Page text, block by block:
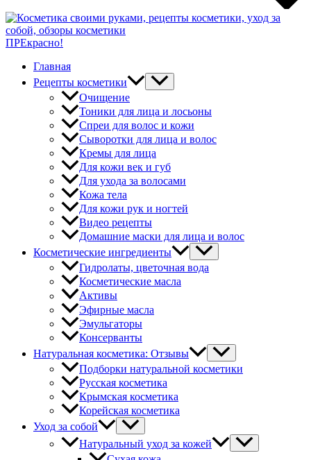
ПРЕкрасно!
Главная
Рецепты косметики
Очищение
Тоники для лица и лосьоны
Спреи для волос и кожи
Сыворотки для лица и волос
Кремы для лица
Для кожи век и губ
Для ухода за волосами
Кожа тела
Для кожи рук и ногтей
Видео рецепты
Домашние маски для лица и волос
Косметические ингредиенты
Гидролаты, цветочная вода
Косметические масла
Активы
Эфирные масла
Эмульгаторы
Консерванты
Натуральная косметика: Отзывы
Подборки натуральной косметики
Русская косметика
Крымская косметика
Корейская косметика
Уход за собой
Натуральный уход за кожей